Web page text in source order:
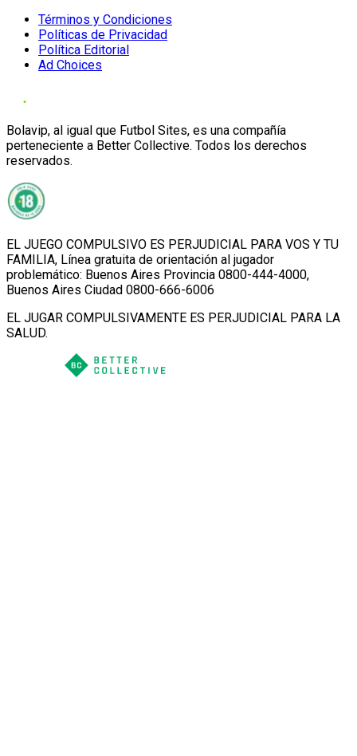
Términos y Condiciones
Políticas de Privacidad
Política Editorial
Ad Choices
Bolavip, al igual que Futbol Sites, es una compañía
perteneciente a Better Collective. Todos los derechos
reservados.
EL JUEGO COMPULSIVO ES PERJUDICIAL PARA VOS Y TU
FAMILIA, Línea gratuita de orientación al jugador
problemático: Buenos Aires Provincia 0800-444-4000,
Buenos Aires Ciudad 0800-666-6006
EL JUGAR COMPULSIVAMENTE ES PERJUDICIAL PARA LA
SALUD.